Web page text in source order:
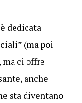
dedicata
(ma poi
ma ci offre
anche
sta diventano